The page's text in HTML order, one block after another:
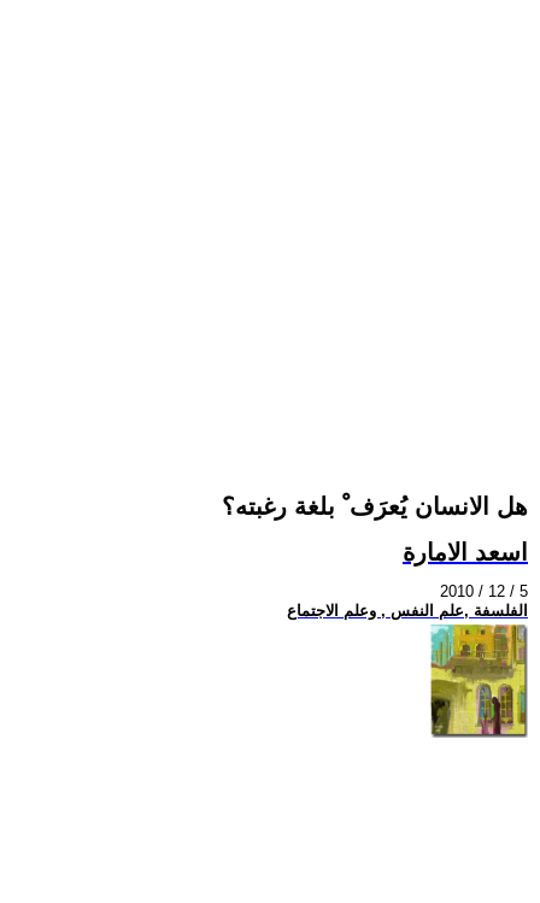
هل الانسان يُعرَف ْ بلغة رغبته؟
اسعد الامارة
2010 / 12 / 5
الفلسفة ,علم النفس , وعلم الاجتماع